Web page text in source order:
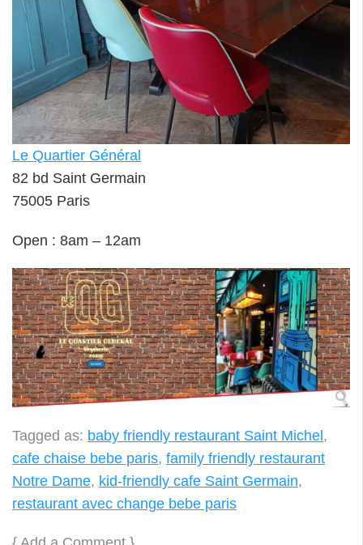
Le Quartier Général
82 bd Saint Germain
75005 Paris
Open : 8am – 12am
Tagged as: baby friendly restaurant Saint Michel,
cafe chaise bebe paris, family friendly restaurant
Notre Dame, kid-friendly cafe Saint Germain,
restaurant avec change bebe paris